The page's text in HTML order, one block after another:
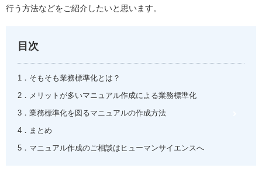
行う方法などをご紹介したいと思います。
目次
1．そもそも業務標準化とは？
2．メリットが多いマニュアル作成による業務標準化
3．業務標準化を図るマニュアルの作成方法
4．まとめ
5．マニュアル作成のご相談はヒューマンサイエンスへ